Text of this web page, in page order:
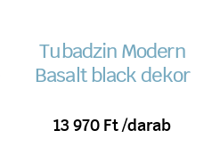
Tubadzin Modern
Basalt black dekor
13 970 Ft /darab